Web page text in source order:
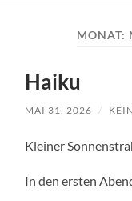
MONAT:
Haiku
MAI 31, 2026 /
Kleiner
In den ersten